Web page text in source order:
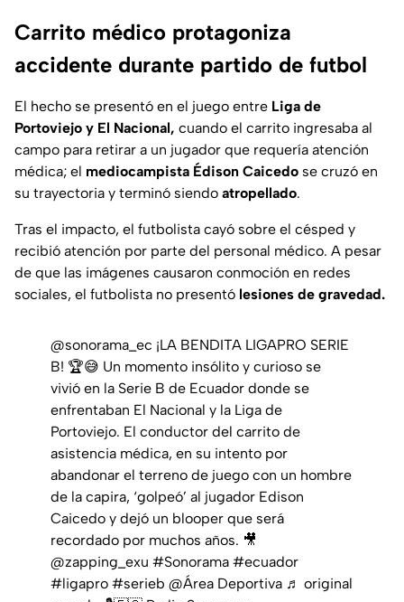
Carrito médico protagoniza
accidente durante partido de futbol
El hecho se presentó en el juego entre Liga de
Portoviejo y El Nacional, cuando el carrito ingresaba al
campo para retirar a un jugador que requería atención
médica; el mediocampista Édison Caicedo se cruzó en
su trayectoria y terminó siendo atropellado.
Tras el impacto, el futbolista cayó sobre el césped y
recibió atención por parte del personal médico. A pesar
de que las imágenes causaron conmoción en redes
sociales, el futbolista no presentó lesiones de gravedad.
@sonorama_ec ¡LA BENDITA LIGAPRO SERIE
B! 🏆😅 Un momento insólito y curioso se
vivió en la Serie B de Ecuador donde se
enfrentaban El Nacional y la Liga de
Portoviejo. El conductor del carrito de
asistencia médica, en su intento por
abandonar el terreno de juego con un hombre
de la capira, ‘golpeó’ al jugador Edison
Caicedo y dejó un blooper que será
recordado por muchos años. 🎥
@zapping_exu #Sonorama #ecuador
#ligapro #serieb @Área Deportiva ♬ original